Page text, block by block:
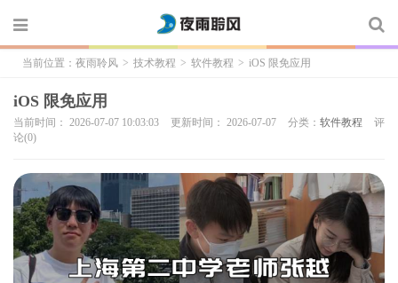
当前位置： 夜雨聆风 > 技术教程 > 软件教程 > iOS 限免应用
iOS 限免应用
当前时间： 2026-07-07 10:03:03 更新时间： 2026-07-07 分类： 软件教程
评
论(0)